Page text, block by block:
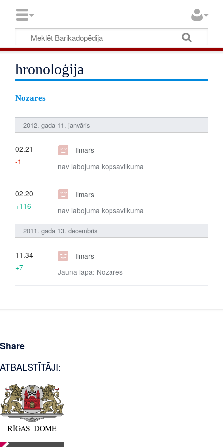
hronoloģija
Nozares
2012. gada 11. janvāris
Ilmars
nav labojuma kopsavilkuma
02.21
-1
Ilmars
nav labojuma kopsavilkuma
02.20
+116
2011. gada 13. decembris
Ilmars
Jauna lapa: Nozares
11.34
+7
Share
ATBALSTĪTĀJI: